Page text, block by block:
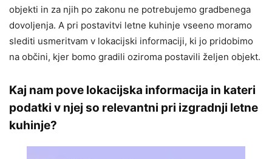
objekti in za njih po zakonu ne potrebujemo gradbenega
dovoljenja. A pri postavitvi letne kuhinje vseeno moramo
slediti usmeritvam v lokacijski informaciji, ki jo pridobimo
na občini, kjer bomo gradili oziroma postavili željen objekt.
Kaj nam pove lokacijska informacija in kateri
podatki v njej so relevantni pri izgradnji letne
kuhinje?